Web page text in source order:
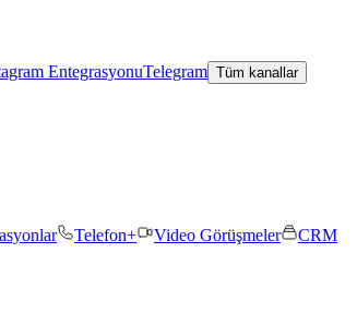
EntegrasyonuTelegram Tüm kanallar
Telefon+ Video Görüşmeler
CRM